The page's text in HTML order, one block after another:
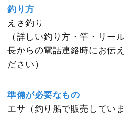
釣り方
えさ釣り
（詳しい釣り方・竿・リー
長からの電話連絡時にお伝
ださい）
準備が必要なもの
エサ（釣り船で販売してい